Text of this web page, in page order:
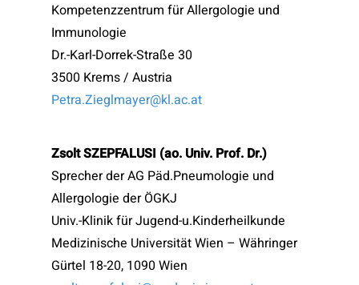
Kompetenzzentrum für Allergologie und
Immunologie
Dr.-Karl-Dorrek-Straße 30
3500 Krems / Austria
Petra.Zieglmayer@kl.ac.at
Zsolt SZEPFALUSI (ao. Univ. Prof. Dr.)
Sprecher der AG Päd.Pneumologie und
Allergologie der ÖGKJ
Univ.-Klinik für Jugend-u.Kinderheilkunde
Medizinische Universität Wien – Währinger
Gürtel 18-20, 1090 Wien